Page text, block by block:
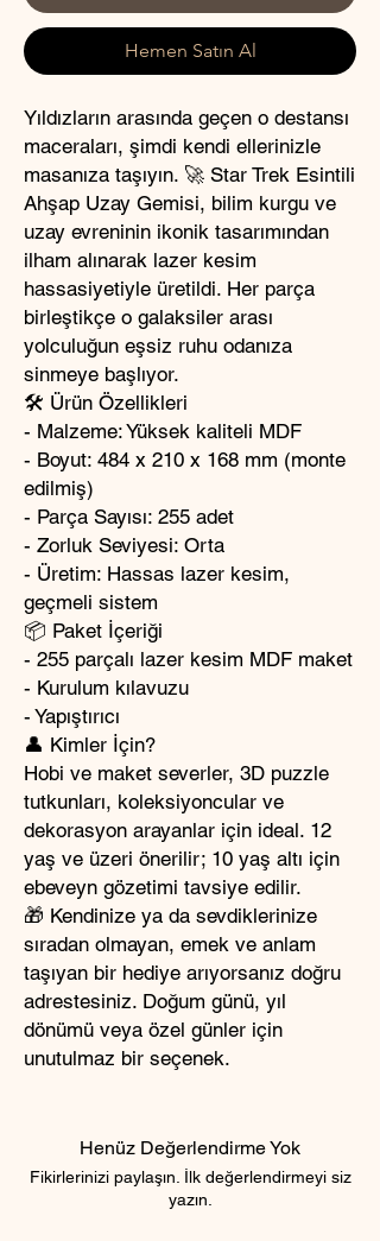
Hemen Satın Al
Yıldızların arasında geçen o destansı
maceraları, şimdi kendi ellerinizle
masanıza taşıyın. 🚀 Star Trek Esintili
Ahşap Uzay Gemisi, bilim kurgu ve
uzay evreninin ikonik tasarımından
ilham alınarak lazer kesim
hassasiyetiyle üretildi. Her parça
birleştikçe o galaksiler arası
yolculuğun eşsiz ruhu odanıza
sinmeye başlıyor.
🛠️ Ürün Özellikleri
- Malzeme: Yüksek kaliteli MDF
- Boyut: 484 x 210 x 168 mm (monte
edilmiş)
- Parça Sayısı: 255 adet
- Zorluk Seviyesi: Orta
- Üretim: Hassas lazer kesim,
geçmeli sistem
📦 Paket İçeriği
- 255 parçalı lazer kesim MDF maket
- Kurulum kılavuzu
- Yapıştırıcı
👤 Kimler İçin?
Hobi ve maket severler, 3D puzzle
tutkunları, koleksiyoncular ve
dekorasyon arayanlar için ideal. 12
yaş ve üzeri önerilir; 10 yaş altı için
ebeveyn gözetimi tavsiye edilir.
🎁 Kendinize ya da sevdiklerinize
sıradan olmayan, emek ve anlam
taşıyan bir hediye arıyorsanız doğru
adrestesiniz. Doğum günü, yıl
dönümü veya özel günler için
unutulmaz bir seçenek.
Henüz Değerlendirme Yok
Fikirlerinizi paylaşın. İlk değerlendirmeyi siz
yazın.